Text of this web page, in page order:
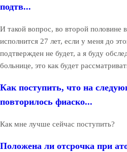
подтв...
И такой вопрос, во второй половине
исполнится 27 лет, если у меня до
подтвержден не будет, а я буду
больнице, это как будет
Как поступить, что на
повторилось фиаско...
Как мне лучше сейчас поступить?
Положена ли отсрочка при